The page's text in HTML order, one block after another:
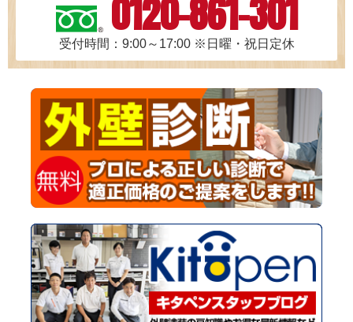
0120-861-301
受付時間：9:00～17:00 ※日曜・祝日定休